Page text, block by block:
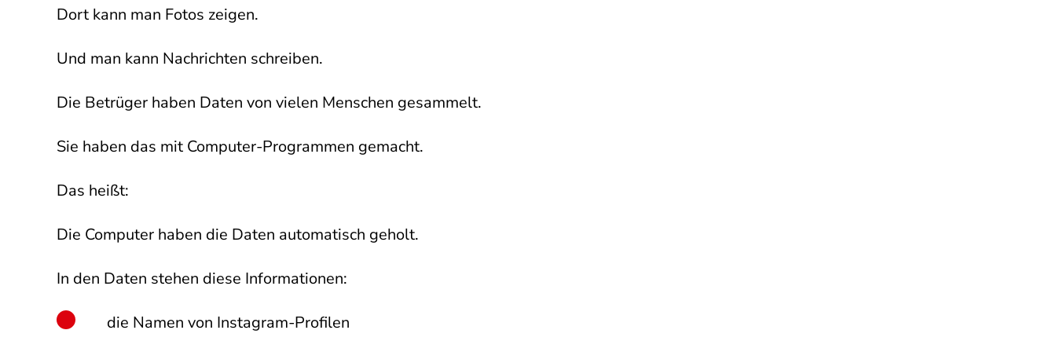
Dort kann man Fotos zeigen.
Und man kann Nachrichten schreiben.
Die Betrüger haben Daten von vielen Menschen gesammelt.
Sie haben das mit Computer-Programmen gemacht.
Das heißt:
Die Computer haben die Daten automatisch geholt.
In den Daten stehen diese Informationen:
die Namen von Instagram-Profilen